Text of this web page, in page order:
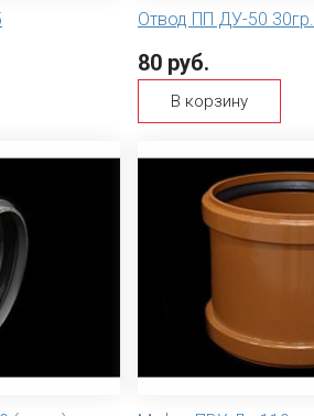
Отвод ПП ДУ-50 30гр.
80 руб.
В корзину